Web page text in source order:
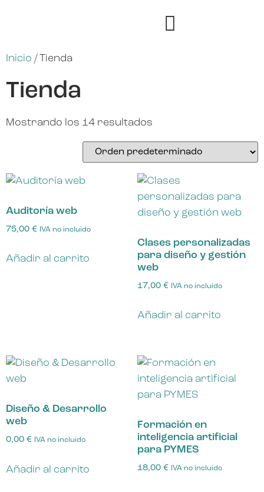
Inicio / Tienda
Tienda
Mostrando los 14 resultados
Auditoría web
75,00 € IVA no incluido
Añadir al carrito
Clases personalizadas
para diseño y gestión
web
17,00 € IVA no incluido
Añadir al carrito
Diseño & Desarrollo
web
0,00 € IVA no incluido
Añadir al carrito
Formación en
inteligencia artificial
para PYMES
18,00 € IVA no incluido